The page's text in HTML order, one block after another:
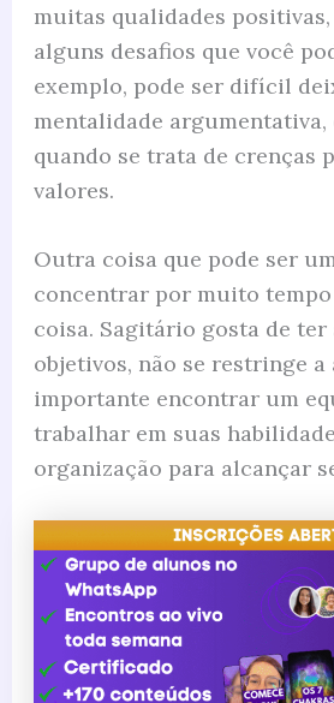
muitas qualidades positivas,
alguns desafios que você
exemplo, pode ser difícil
mentalidade argumentativa,
quando se trata de crenças
valores.
Outra coisa que pode ser
concentrar por muito tempo
coisa. Sagitário gosta de ter
objetivos, não se restringe a
importante encontrar um
trabalhar em suas
organização para alcançar